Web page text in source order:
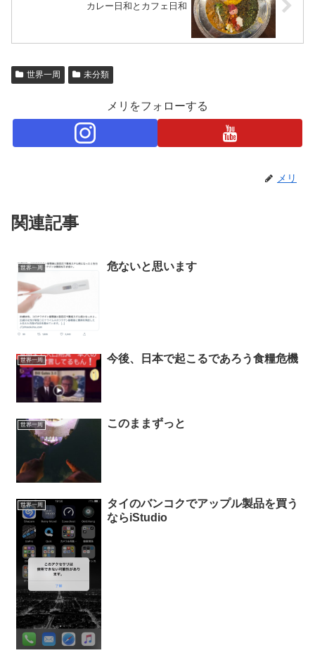
カレー日和とカフェ日和
世界一周 未分類
メリをフォローする
メリ
関連記事
世界一周 危ないと思います
世界一周 今後、日本で起こるであろう食糧危機
世界一周 このままずっと
世界一周
タイのバンコクでアップル製品を買う
ならiStudio